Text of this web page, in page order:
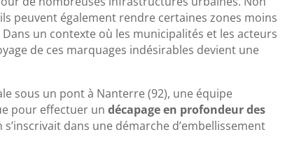
peuvent également rendre certaines zones moins
un contexte où les municipalités et les acteurs
de ces marquages indésirables devient une
sous un pont à Nanterre (92), une équipe
pour effectuer undécapage en profondeur des
s’inscrivait dans une démarche d’embellissement